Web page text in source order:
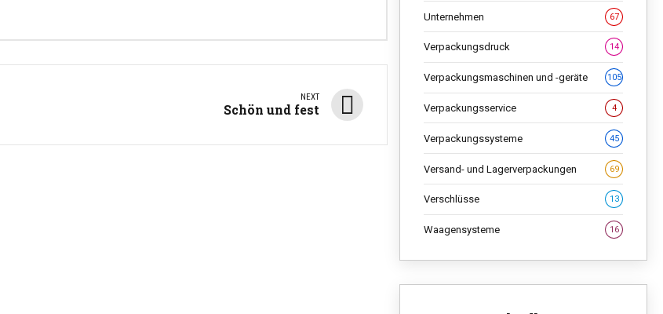
NEXT
Schön und fest
Unternehmen 67
Verpackungsdruck 14
Verpackungsmaschinen und -geräte 105
Verpackungsservice 4
Verpackungssysteme 45
Versand- und Lagerverpackungen 69
Verschlüsse 13
Waagensysteme 16